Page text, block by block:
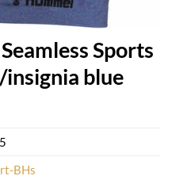
Sports
blue
BHs